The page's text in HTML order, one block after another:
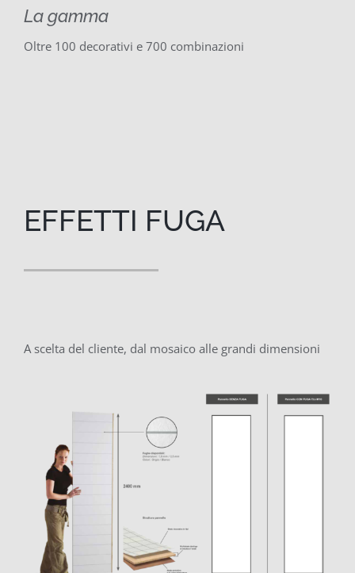
La gamma
Oltre 100 decorativi e 700 combinazioni
EFFETTI FUGA
A scelta del cliente, dal mosaico alle grandi dimensioni